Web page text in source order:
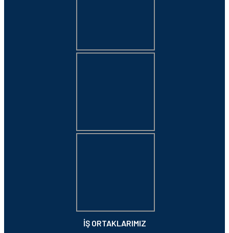
İŞ ORTAKLARIMIZ